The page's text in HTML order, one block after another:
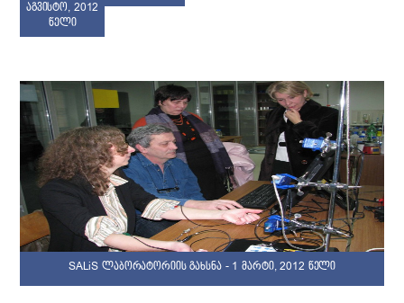
აგვისტო, 2012
წელი
SALiS ლაბორატორიის გახსნა - 1 მარტი, 2012 წელი